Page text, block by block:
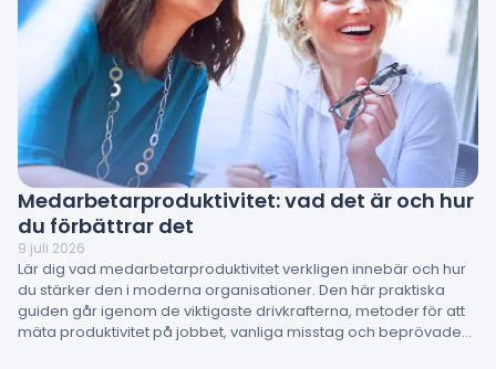
Medarbetarproduktivitet: vad det är och hur
du förbättrar det
9 juli 2026
Lär dig vad medarbetarproduktivitet verkligen innebär och hur
du stärker den i moderna organisationer. Den här praktiska
guiden går igenom de viktigaste drivkrafterna, metoder för att
mäta produktivitet på jobbet, vanliga misstag och beprövade